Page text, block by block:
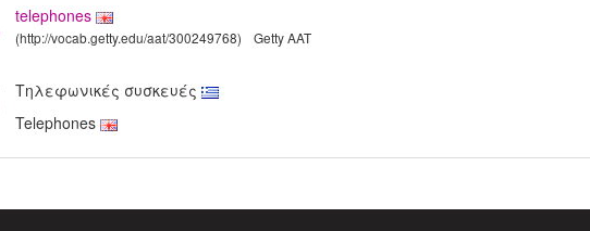
telephones
(http://vocab.getty.edu/aat/300249768) Getty AAT
Τηλεφωνικές συσκευές
Telephones